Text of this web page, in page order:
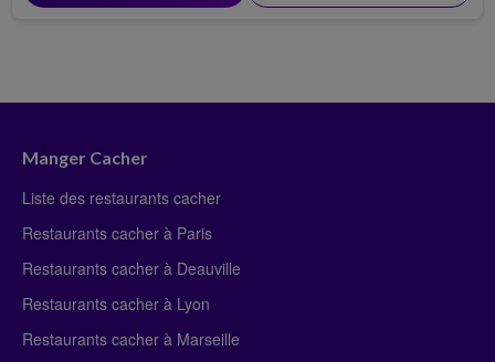
Manger Cacher
Liste des restaurants cacher
Restaurants cacher à Paris
Restaurants cacher à Deauville
Restaurants cacher à Lyon
Restaurants cacher à Marseille